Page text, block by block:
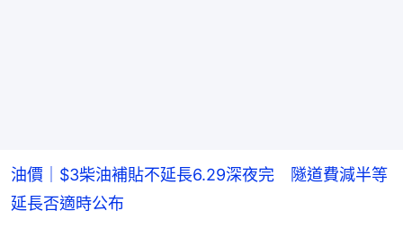
油價｜$3柴油補貼不延長6.29深夜完 隧道費減半等
延長否適時公布